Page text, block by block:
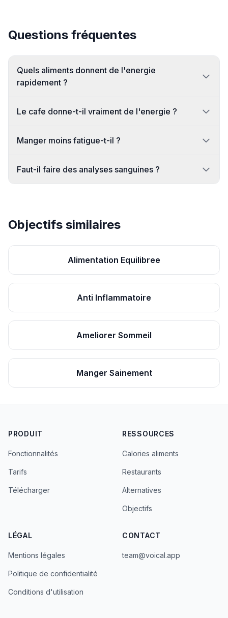
Questions fréquentes
Quels aliments donnent de l'energie
rapidement ?
Le cafe donne-t-il vraiment de l'energie ?
Manger moins fatigue-t-il ?
Faut-il faire des analyses sanguines ?
Objectifs similaires
Alimentation Equilibree
Anti Inflammatoire
Ameliorer Sommeil
Manger Sainement
PRODUIT
Fonctionnalités
Tarifs
Télécharger
RESSOURCES
Calories aliments
Restaurants
Alternatives
Objectifs
LÉGAL
Mentions légales
Politique de confidentialité
Conditions d'utilisation
CONTACT
team@voical.app